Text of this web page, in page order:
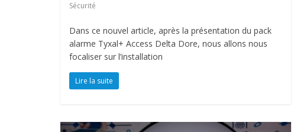
Sécurité
Dans ce nouvel article, après la présentation du pack
alarme Tyxal+ Access Delta Dore, nous allons nous
focaliser sur l’installation
Lire la suite